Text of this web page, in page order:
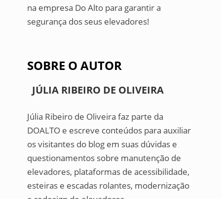
na empresa Do Alto para garantir a
segurança dos seus elevadores!
SOBRE O AUTOR
JÚLIA RIBEIRO DE OLIVEIRA
Júlia Ribeiro de Oliveira faz parte da
DOALTO e escreve conteúdos para auxiliar
os visitantes do blog em suas dúvidas e
questionamentos sobre manutenção de
elevadores, plataformas de acessibilidade,
esteiras e escadas rolantes, modernização